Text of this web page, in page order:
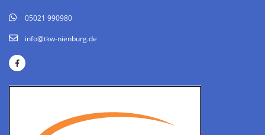
05021 990980
info@tkw-nienburg.de